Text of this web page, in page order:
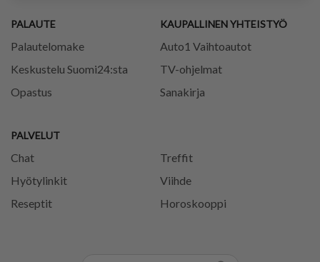
PALAUTE
Palautelomake
Keskustelu Suomi24:sta
Opastus
PALVELUT
Chat
Treffit
Hyötylinkit
Viihde
Reseptit
Horoskooppi
KAUPALLINEN YHTEISTYÖ
Auto1 Vaihtoautot
TV-ohjelmat
Sanakirja